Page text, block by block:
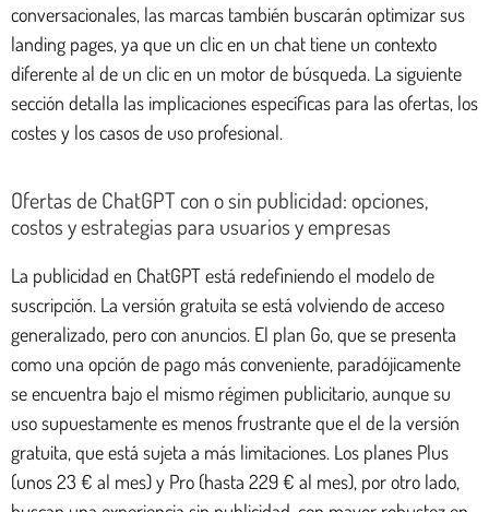
conversacionales, las marcas también buscarán optimizar sus
landing pages, ya que un clic en un chat tiene un contexto
diferente al de un clic en un motor de búsqueda. La siguiente
sección detalla las implicaciones específicas para las ofertas, los
costes y los casos de uso profesional.
Ofertas de ChatGPT con o sin publicidad: opciones,
costos y estrategias para usuarios y empresas
La publicidad en ChatGPT está redefiniendo el modelo de
suscripción. La versión gratuita se está volviendo de acceso
generalizado, pero con anuncios. El plan Go, que se presenta
como una opción de pago más conveniente, paradójicamente
se encuentra bajo el mismo régimen publicitario, aunque su
uso supuestamente es menos frustrante que el de la versión
gratuita, que está sujeta a más limitaciones. Los planes Plus
(unos 23 € al mes) y Pro (hasta 229 € al mes), por otro lado,